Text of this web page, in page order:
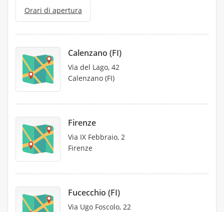
Orari di apertura
Calenzano (FI)
Via del Lago, 42
Calenzano (FI)
Firenze
Via IX Febbraio, 2
Firenze
Fucecchio (FI)
Via Ugo Foscolo, 22